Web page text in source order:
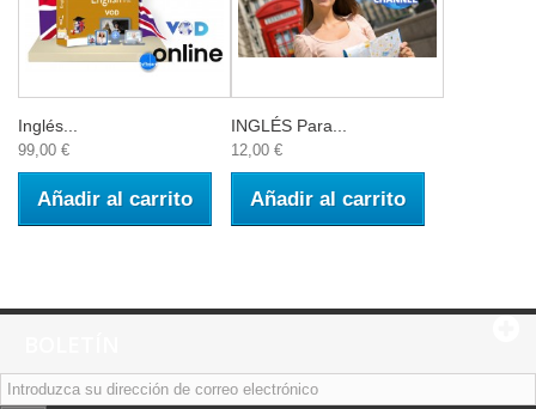
Inglés...
99,00 €
Añadir al carrito
INGLÉS Para...
12,00 €
Añadir al carrito